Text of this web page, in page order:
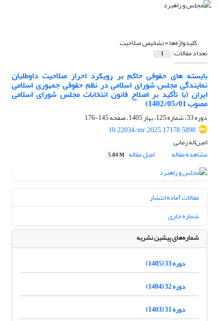
کلیدواژه‌ها =تشخیص صلاحیت
تعداد مقالات: 1
بایسته­ های حقوقی حاکم بر رویکرد احراز صلاحیت داوطلبان
نمایندگی مجلس شورای اسلامی در نظم حقوقی جمهوری اسلامی
ایران (با تأکید بر اصلاح قانون انتخابات مجلس شورای اسلامی
مصوب 1402/05/01)
دوره 33، شماره 125، بهار 1405، صفحه
145-176
10.22034/mr.2025.17178.5898
امین‌اله زمانی
مشاهده مقاله
اصل مقاله 5.84 M
مقالات آماده انتشار
شماره جاری
شماره‌های پیشین نشریه
دوره 33 (1405)
دوره 32 (1404)
دوره 31 (1403)